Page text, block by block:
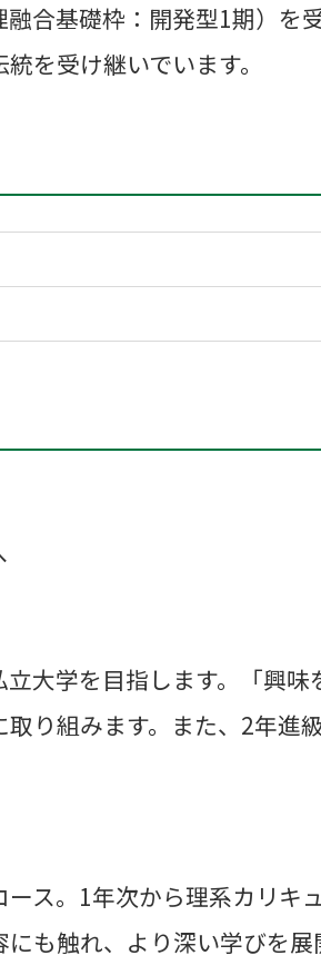
合基礎枠：開発型1期）を
を受け継いでいます。
大学を目指します。「興
り組みます。また、2年進
ス。1年次から理系カリキ
も触れ、より深い学びを展